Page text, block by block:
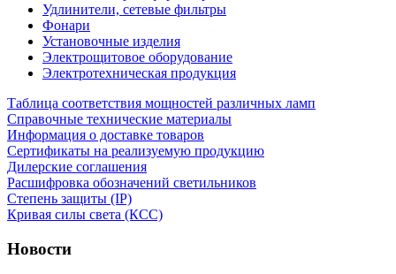
Удлинители, сетевые фильтры
Фонари
Установочные изделия
Электрощитовое оборудование
Электротехническая продукция
Таблица соответствия мощностей различных ламп
Справочные технические материалы
Информация о доставке товаров
Сертификаты на реализуемую продукцию
Дилерские соглашения
Расшифровка обозначений светильников
Степень защиты (IP)
Кривая силы света (КСС)
Новости